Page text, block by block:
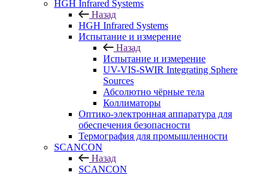
HGH Infrared Systems
Назад
HGH Infrared Systems
Испытание и измерение
Назад
Испытание и измерение
UV-VIS-SWIR Integrating Sphere
Sources
Абсолютно чёрные тела
Коллиматоры
Оптико-электронная аппаратура для
обеспечения безопасности
Термография для промышленности
SCANCON
Назад
SCANCON